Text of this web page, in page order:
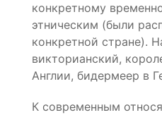
конкретному
этническим (были
конкретной стране).
викторианский,
Англии, бидермеер в
К современным